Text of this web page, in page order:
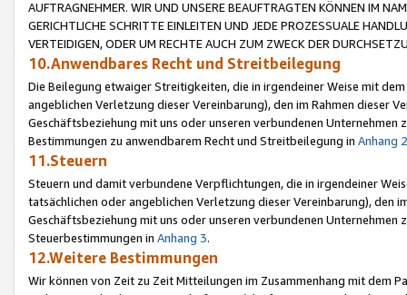
AUFTRAGNEHMER. WIR UND UNSERE BEAUFTRAGTEN KÖNNEN IM
GERICHTLICHE SCHRITTE EINLEITEN UND JEDE PROZESSUALE
VERTEIDIGEN, ODER UM RECHTE AUCH ZUM ZWECK DER
10.Anwendbares Recht und Streitbeilegung
Die Beilegung etwaiger Streitigkeiten, die in irgendeiner Weise mit
angeblichen Verletzung dieser Vereinbarung), den im Rahmen dieser
Geschäftsbeziehung mit uns oder unseren verbundenen
Bestimmungen zu anwendbarem Recht und Streitbeilegung in Anhang 2
11.Steuern
Steuern und damit verbundene Verpflichtungen, die in irgendeiner
tatsächlichen oder angeblichen Verletzung dieser Vereinbarung), den
Geschäftsbeziehung mit uns oder unseren verbundenen
Steuerbestimmungen in Anhang 3.
12.Weitere Bestimmungen
Wir können von Zeit zu Zeit Mitteilungen im Zusammenhang mit dem